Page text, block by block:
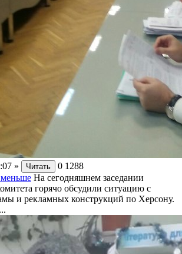
» Читать 0 1288
меньше На сегодняшнем заседании
горячо обсудили ситуацию с
и рекламных конструкций по Херсону.